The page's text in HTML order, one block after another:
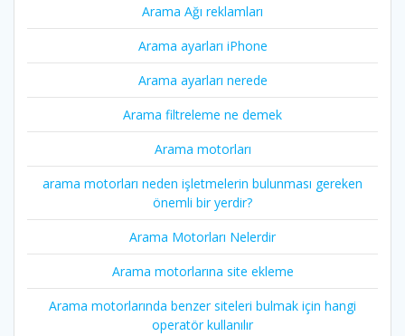
Arama Ağı reklamları
Arama ayarları iPhone
Arama ayarları nerede
Arama filtreleme ne demek
Arama motorları
arama motorları neden işletmelerin bulunması gereken
önemli bir yerdir?
Arama Motorları Nelerdir
Arama motorlarına site ekleme
Arama motorlarında benzer siteleri bulmak için hangi
operatör kullanılır